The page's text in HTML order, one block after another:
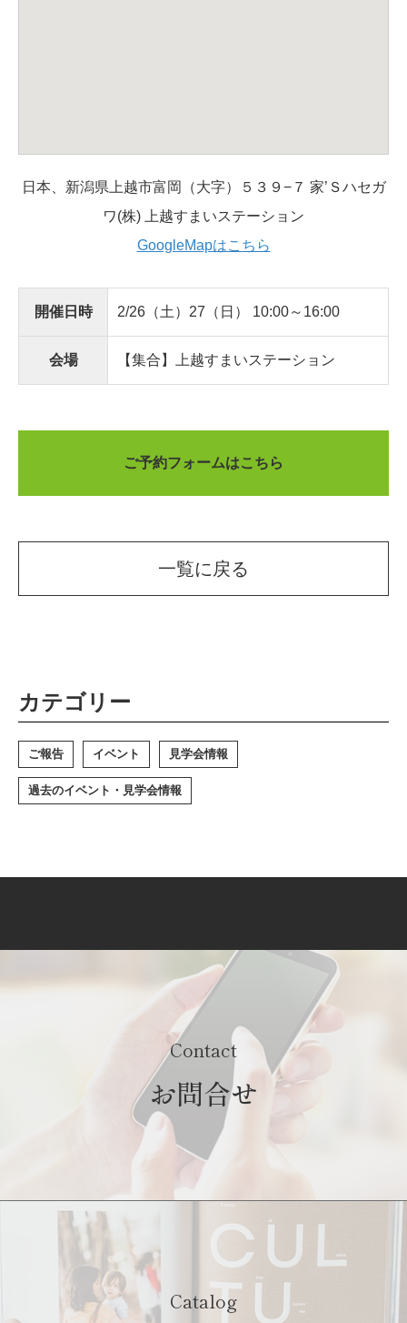
日本、新潟県上越市富岡（大字）５３９−７ 家’Ｓハセガ
ワ(株) 上越すまいステーション
GoogleMapはこちら
開催日時 2/26（土）27（日） 10:00～16:00
会場 【集合】上越すまいステーション
ご予約フォームはこちら
一覧に戻る
カテゴリー
ご報告 イベント 見学会情報
過去のイベント・見学会情報
Contact
お問合せ
Catalog